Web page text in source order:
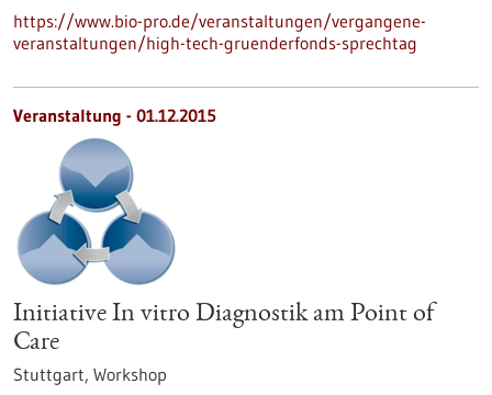
https://www.bio-pro.de/veranstaltungen/vergangene-
veranstaltungen/high-tech-gruenderfonds-sprechtag
Veranstaltung - 01.12.2015
Initiative In vitro Diagnostik am Point of
Care
Stuttgart, Workshop